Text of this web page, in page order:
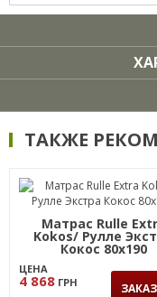
ТАКЖЕ
Матрас Rulle
Kokos/ Рулле
Кокос 80х190
ЦЕНА
4 868 ГРН